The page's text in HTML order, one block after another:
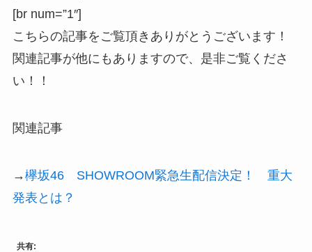
[br num=”1″]
こちらの記事をご覧頂きありがとうございます！
関連記事が他にもありますので、是非ご覧くださ
い！！
関連記事
→欅坂46 SHOWROOM緊急生配信決定！ 重大
発表とは？
共有: